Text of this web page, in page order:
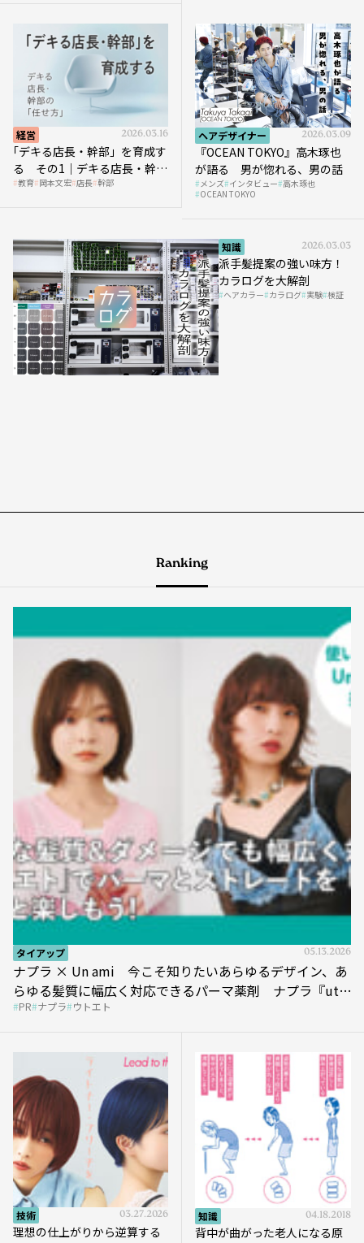
経営 2026.03.16
｢デキる店長・幹部」を育成す
る その1｜デキる店長・幹部
の「任せ方」
教育 岡本文宏 店長 幹部
ヘアデザイナー 2026.03.09
『OCEAN TOKYO』高木琢也
が語る 男が惚れる、男の話
メンズ インタビュー 高木琢也
OCEAN TOKYO
知識 2026.03.03
派手髪提案の強い味方！
カラログを大解剖
ヘアカラー カラログ 実験 検証
Ranking
タイアップ 05.13.2026
ナプラ × Un ami 今こそ知りたいあらゆるデザイン、あ
らゆる髪質に幅広く対応できるパーマ薬剤 ナプラ『ut-
et』
PR ナプラ ウトエト
技術 03.27.2026
理想の仕上がりから逆算する
知識 04.18.2018
背中が曲がった老人になる原